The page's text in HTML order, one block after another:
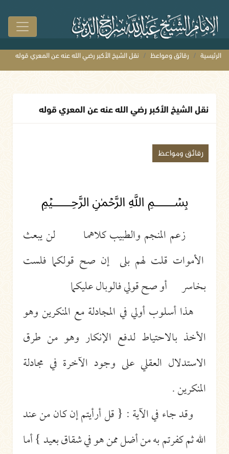
الرئيسية رقائق ومواعظ نقل الشيخ الأكبر رضي الله عنه عن المعري قوله
نقل الشيخ الأكبر رضي الله عنه عن المعري قوله
رقائق ومواعظ
﷽
زعم المنجم والطبيب كلاهما لن يبعث
الأموات قلت لهم بلى إن صح قولكما فلست
بخاسر أو صح قولي فالوبال عليكما
هذا أسلوب أولي في المجادلة مع المنكرين وهو
الأخذ بالاحتياط لدفع الإنكار وهو من طرق
الاستدلال العقلي على وجود الآخرة في مجادلة
المنكرين .
وقد جاء في الآية : { قل أرأيتم إن كان من عند
الله ثم كفرتم به من أضل ممن هو في شقاق بعيد } أما